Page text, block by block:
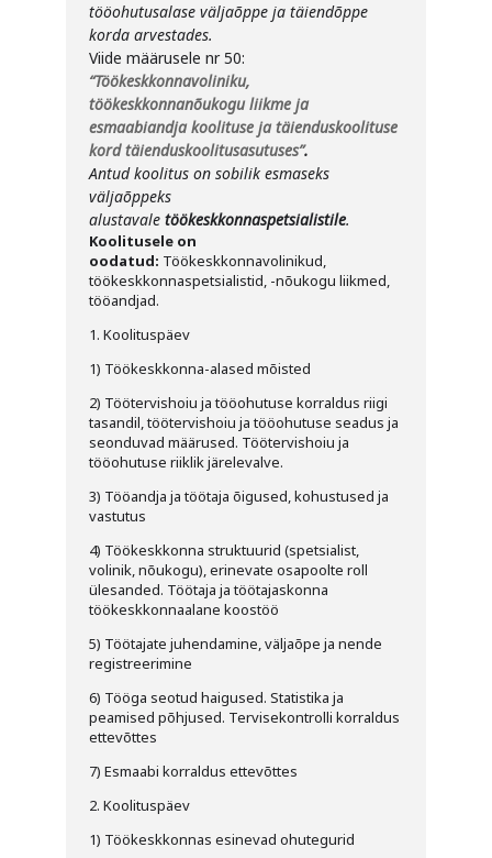
tööohutusalase väljaõppe ja täiendõppe
korda arvestades.
Viide määrusele nr 50:
“Töökeskkonnavoliniku,
töökeskkonnanõukogu liikme ja
esmaabiandja koolituse ja täienduskoolituse
kord täienduskoolitusasutuses”.
Antud koolitus on sobilik esmaseks
väljaõppeks
alustavale töökeskkonnaspetsialistile.
Koolitusele on
oodatud: Töökeskkonnavolinikud,
töökeskkonnaspetsialistid, -nõukogu liikmed,
tööandjad.
1. Koolituspäev
1) Töökeskkonna-alased mõisted
2) Töötervishoiu ja tööohutuse korraldus riigi
tasandil, töötervishoiu ja tööohutuse seadus ja
seonduvad määrused. Töötervishoiu ja
tööohutuse riiklik järelevalve.
3) Tööandja ja töötaja õigused, kohustused ja
vastutus
4) Töökeskkonna struktuurid (spetsialist,
volinik, nõukogu), erinevate osapoolte roll
ülesanded. Töötaja ja töötajaskonna
töökeskkonnaalane koostöö
5) Töötajate juhendamine, väljaõpe ja nende
registreerimine
6) Tööga seotud haigused. Statistika ja
peamised põhjused. Tervisekontrolli korraldus
ettevõttes
7) Esmaabi korraldus ettevõttes
2. Koolituspäev
1) Töökeskkonnas esinevad ohutegurid